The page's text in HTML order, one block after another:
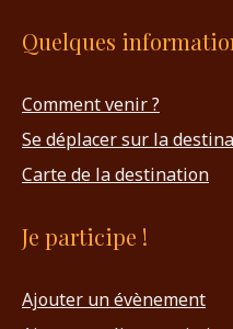
Quelques
Comment venir ?
Se déplacer sur la
Carte de la destination
Je participe !
Ajouter un évènement